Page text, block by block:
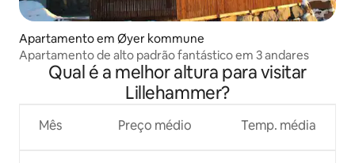
Apartamento em Øyer kommune
Apartamento de alto padrão fantástico em 3 andares
Qual é a melhor altura para visitar
Lillehammer?
Mês Preço médio Temp. média